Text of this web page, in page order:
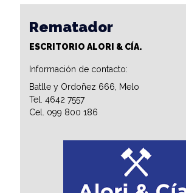
Rematador
ESCRITORIO ALORI & CÍA.
Información de contacto:
Batlle y Ordoñez 666, Melo
Tel. 4642 7557
Cel. 099 800 186